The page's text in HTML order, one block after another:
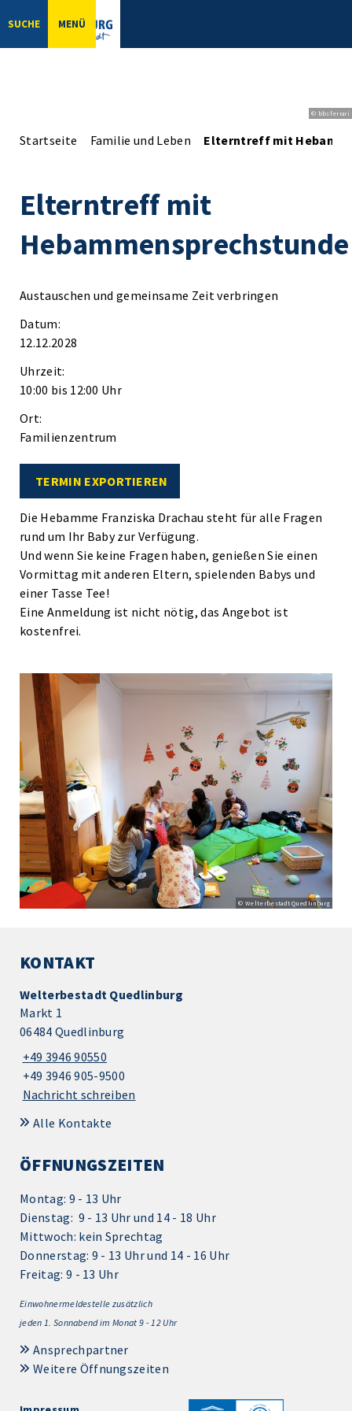
SUCHE MENÜ
© bbsferrari
Startseite Familie und Leben Elterntreff mit
Elterntreff mit
Hebammensprechstunde
Austauschen und gemeinsame Zeit verbringen
Datum:
12.12.2028
Uhrzeit:
10:00 bis 12:00 Uhr
Ort:
Familienzentrum
TERMIN EXPORTIEREN
Die Hebamme Franziska Drachau steht für alle Fragen
rund um Ihr Baby zur Verfügung.
Und wenn Sie keine Fragen haben, genießen Sie einen
Vormittag mit anderen Eltern, spielenden Babys und
einer Tasse Tee!
Eine Anmeldung ist nicht nötig, das Angebot ist
kostenfrei.
© Welterbestadt Quedlinburg
KONTAKT
Welterbestadt Quedlinburg
Markt 1
06484 Quedlinburg
+49 3946 90550
+49 3946 905-9500
Nachricht schreiben
Alle Kontakte
ÖFFNUNGSZEITEN
Montag: 9 - 13 Uhr
Dienstag: 9 - 13 Uhr und 14 - 18 Uhr
Mittwoch: kein Sprechtag
Donnerstag: 9 - 13 Uhr und 14 - 16 Uhr
Freitag: 9 - 13 Uhr
Einwohnermeldestelle zusätzlich
jeden 1. Sonnabend im Monat 9 - 12 Uhr
Ansprechpartner
Weitere Öffnungszeiten